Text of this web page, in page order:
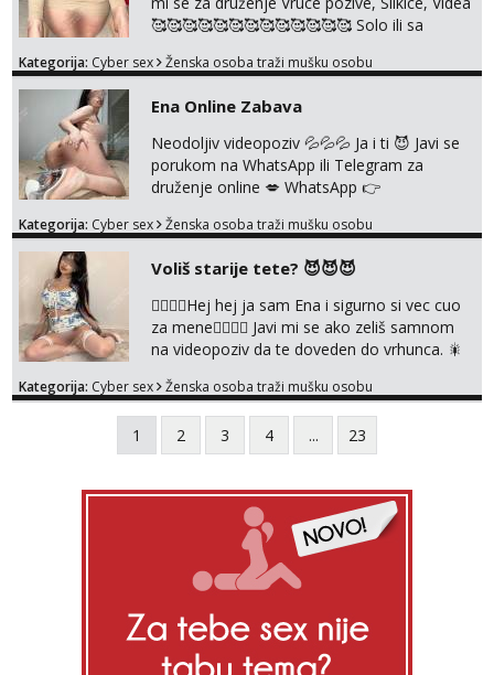
raznih mater...
🥰🥰🥰🥰🥰🥰🥰🥰🥰🥰🥰🥰🥰 Solo ili sa
WhatsApp ili Telegram WhatsApp 👉
@enafriedrichkis 🤬NE RADIM SASTANKE I
DRUZENJA UZIVO🤬
Kategorija: Cyber sex Ženska osoba traži mušku osobu
Ena Online Zabava
Neodoljiv videopoziv 💦💦💦 Ja i ti 😈 Javi se
porukom na WhatsApp ili Telegram za
druženje online 💋 WhatsApp 👉
@enafriedrichkis NEE radimo sastnke uzivo
Kategorija: Cyber sex Ženska osoba traži mušku osobu
Voliš starije tete? 😈😈😈
❤️‍🔥❤️‍🔥Hej hej ja sam Ena i sigurno si vec cuo
za mene❤️‍🔥❤️‍🔥 Javi mi se ako zeliš samnom
na videopoziv da te doveden do vrhunca. 🎇
@enafriedrichkis Radim samo ONLINE I
NISTA UŽIVO!!!
Kategorija: Cyber sex Ženska osoba traži mušku osobu
1 2 3 4 ... 23